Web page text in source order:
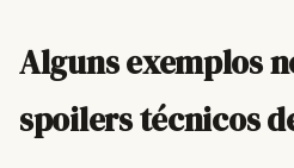
Alguns exemplos
spoilers técnicos